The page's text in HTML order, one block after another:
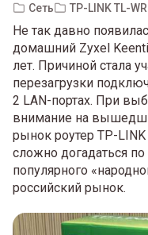
Сеть TP-LINK TL-
Не так давно
домашний Zyxel
лет. Причиной стала
перезагрузки
2 LAN-портах. При
внимание на
рынок роутер TP-LINK
сложно догадаться
популярного
российский рынок.